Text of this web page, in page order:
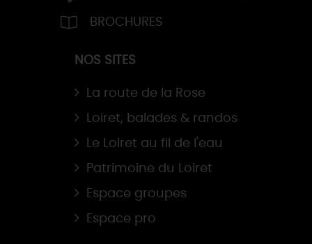
BROCHURES
NOS SITES
La route de la Rose
Loiret, balades & randos
Le Loiret au fil de l'eau
Patrimoine du Loiret
Espace groupes
Espace pro